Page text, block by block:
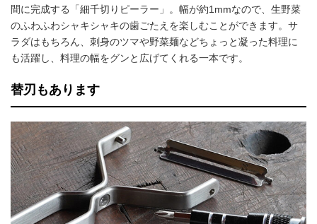
間に完成する「細千切りピーラー」。幅が約1mmなので、生野菜
のふわふわシャキシャキの歯ごたえを楽しむことができます。サ
ラダはもちろん、刺身のツマや野菜麺などちょっと凝った料理に
も活躍し、料理の幅をグンと広げてくれる一本です。
替刃もあります